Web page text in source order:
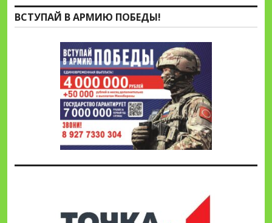
ВСТУПАЙ В АРМИЮ ПОБЕДЫ!